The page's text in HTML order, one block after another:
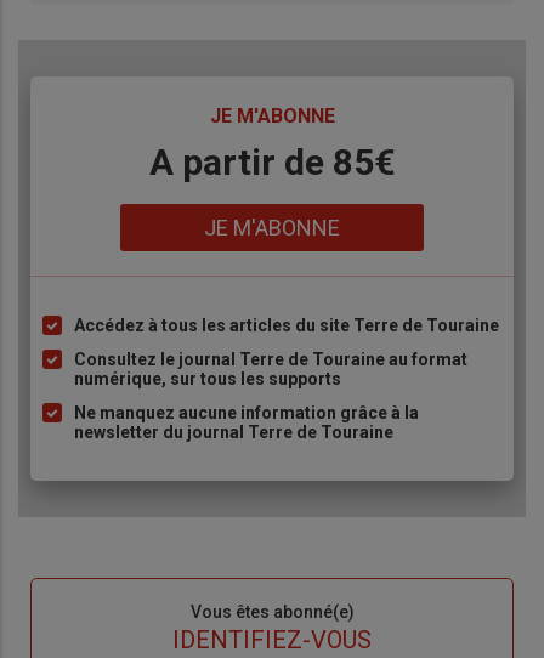
JE M'ABONNE
A partir de 85€
JE M'ABONNE
Liste
à
puce
Accédez à tous les articles du site Terre de Touraine
Consultez le journal Terre de Touraine au format
numérique, sur tous les supports
Ne manquez aucune information grâce à la
newsletter du journal Terre de Touraine
Vous êtes abonné(e)
IDENTIFIEZ-VOUS